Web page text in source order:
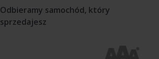
Odbieramy samochód, który
sprzedajesz